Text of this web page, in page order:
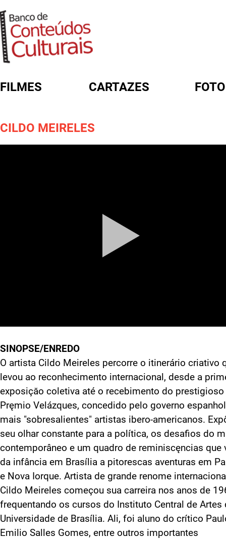
FILMES CARTAZES
CILDO MEIRELES
SINOPSE/ENREDO
O artista Cildo Meireles percorre o itinerário criativo
levou ao reconhecimento internacional, desde a
exposiçăo coletiva até o recebimento do prestigioso
Pręmio Velázques, concedido pelo governo
mais "sobresalientes" artistas ibero-americanos.
seu olhar constante para a política, os desafios do
contemporâneo e um quadro de reminiscęncias que
da infância em Brasília a pitorescas aventuras em
e Nova Iorque. Artista de grande renome
Cildo Meireles começou sua carreira nos anos de
frequentando os cursos do Instituto Central de Artes
Universidade de Brasília. Ali, foi aluno do crítico
Emilio Salles Gomes, entre outros importantes